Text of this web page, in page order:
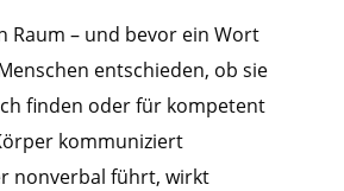
Raum – und bevor ein Wort
entschieden, ob sie
finden oder für kompetent
kommuniziert
nonverbal führt, wirkt